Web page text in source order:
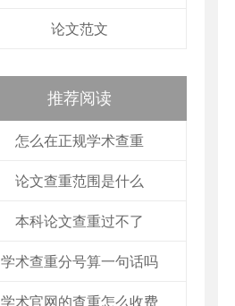
论文范文
推荐阅读
怎么在正规学术查重
论文查重范围是什么
本科论文查重过不了
学术查重分号算一句话吗
学术官网的查重怎么收费